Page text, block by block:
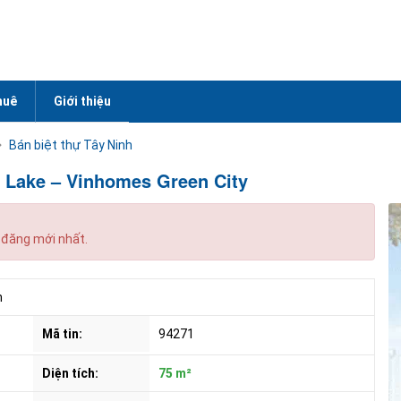
Giới thiệu
Bán biệt thự Tây Ninh
– Vinhomes Green City
mới nhất.
Mã tin: 94271
Diện tích: 75 m²